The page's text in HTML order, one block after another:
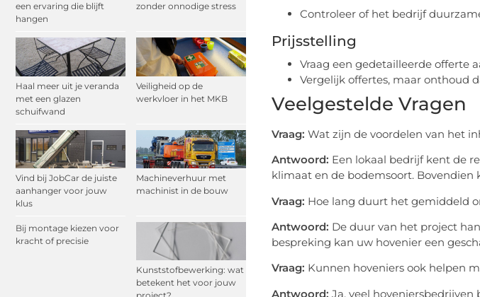
een ervaring die blijft
hangen
zonder onnodige stress
Haal meer uit je veranda
met een glazen
schuifwand
Veiligheid op de
werkvloer in het MKB
Vind bij JobCar de juiste
aanhanger voor jouw
klus
Machineverhuur met
machinist in de bouw
Bij montage kiezen voor
kracht of precisie
Kunststofbewerking: wat
betekent het voor jouw
Controleer of het bedrijf
Prijsstelling
Vraag een gedetailleerde offerte
Vergelijk offertes, maar onthoud
Veelgestelde Vragen
Vraag: Wat zijn de voordelen van het
Antwoord: Een lokaal bedrijf kent de
klimaat en de bodemsoort. Bovendien
Vraag: Hoe lang duurt het gemiddeld
Antwoord: De duur van het project
bespreking kan uw hovenier een
Vraag: Kunnen hoveniers ook helpen
Antwoord: Ja, veel